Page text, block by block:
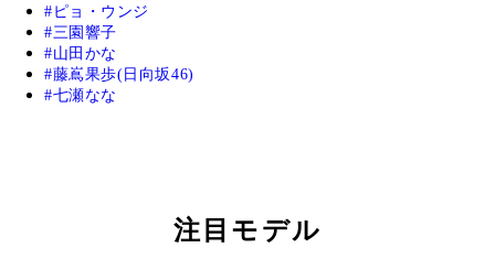
ピョ・ウンジ
三園響子
山田かな
藤嶌果歩(日向坂46)
七瀬なな
注目モデル